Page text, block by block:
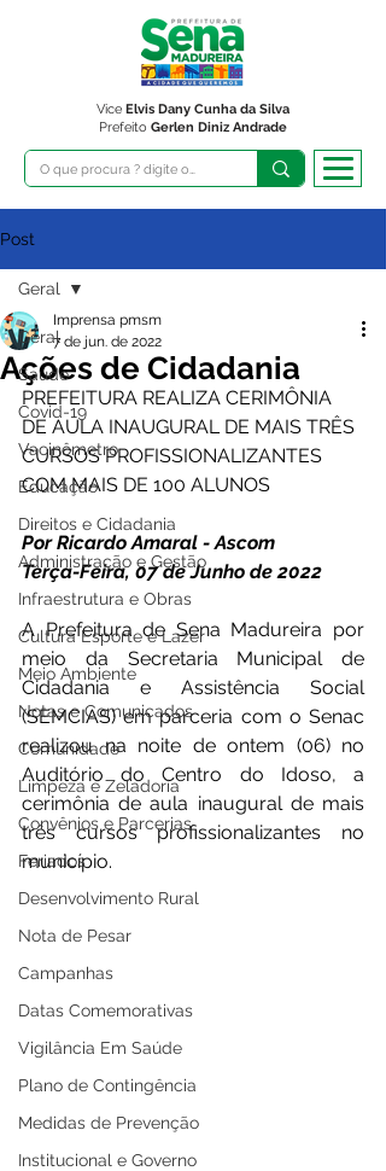
Prefeito Gerlen Diniz Andrade
Vice Elvis Dany Cunha da Silva
Post
Geral
Saúde
Covid-19
Vacinômetro
Educação
Direitos e Cidadania
Administração e Gestão
Infraestrutura e Obras
Cultura Esporte e Lazer
Meio Ambiente
Notas e Comunicados
Comunidade
Limpeza e Zeladoria
Convênios e Parcerias
Feriados
Desenvolvimento Rural
Nota de Pesar
Campanhas
Datas Comemorativas
Vigilância Em Saúde
Plano de Contingência
Medidas de Prevenção
Institucional e Governo
Geral
Ações de Cidadania
Imprensa pmsm
7 de jun. de 2022
PREFEITURA REALIZA CERIMÔNIA
DE AULA INAUGURAL DE MAIS TRÊS
CURSOS PROFISSIONALIZANTES
COM MAIS DE 100 ALUNOS
Por Ricardo Amaral - Ascom
Terça-Feira, 07 de Junho de 2022
A Prefeitura de Sena Madureira por
meio da Secretaria Municipal de
Cidadania e Assistência Social
(SEMCIAS) em parceria com o Senac
realizou na noite de ontem (06) no
Auditório do Centro do Idoso, a
cerimônia de aula inaugural de mais
três cursos profissionalizantes no
município.